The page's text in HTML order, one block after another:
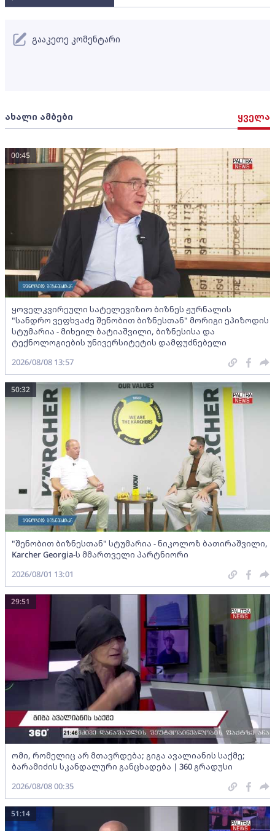
ახალი ამბები ყველა
ყოველკვირეული სატელევიზიო ბიზნეს ჟურნალის
"სანდრო ვეფხვაძე შენობით ბიზნესთან" მორიგი ეპიზოდის
სტუმარია - მიხეილ ბატიაშვილი, ბიზნესისა და
ტექნოლოგიების უნივერსიტეტის დამფუძნებელი
00:45
2026/08/08 13:57
"შენობით ბიზნესთან" სტუმარია - ნიკოლოზ ბათირაშვილი,
Karcher Georgia-ს მმართველი პარტნიორი
50:32
2026/08/01 13:01
ომი, რომელიც არ მთავრდება; გიგა ავალიანის საქმე;
ბარამიძის სკანდალური განცხადება | 360 გრადუსი
29:51
2026/08/08 00:35
51:14
გააკეთე კომენტარი